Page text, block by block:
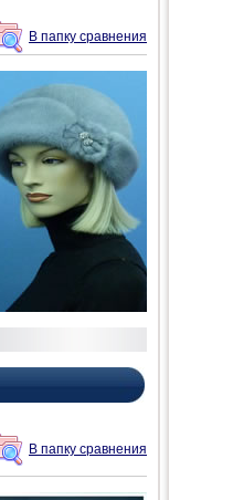
В папку сравнения
В папку сравнения